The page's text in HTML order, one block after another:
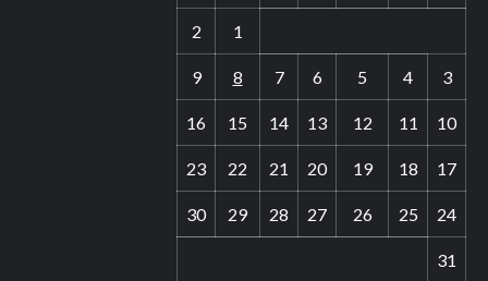
1
2
3
4
5
6
7
8
9
10
11
12
13
14
15
16
17
18
19
20
21
22
23
24
25
26
27
28
29
30
31